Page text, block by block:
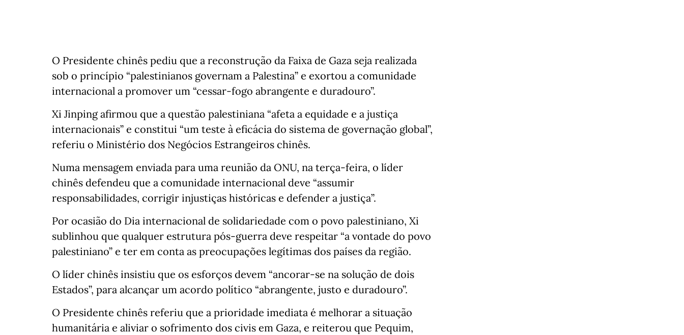
O Presidente chinês pediu que a reconstrução da Faixa de Gaza seja realizada
sob o princípio “palestinianos governam a Palestina” e exortou a comunidade
internacional a promover um “cessar-fogo abrangente e duradouro”.
Xi Jinping afirmou que a questão palestiniana “afeta a equidade e a justiça
internacionais” e constitui “um teste à eficácia do sistema de governação global”,
referiu o Ministério dos Negócios Estrangeiros chinês.
Numa mensagem enviada para uma reunião da ONU, na terça-feira, o líder
chinês defendeu que a comunidade internacional deve “assumir
responsabilidades, corrigir injustiças históricas e defender a justiça”.
Por ocasião do Dia internacional de solidariedade com o povo palestiniano, Xi
sublinhou que qualquer estrutura pós-guerra deve respeitar “a vontade do povo
palestiniano” e ter em conta as preocupações legítimas dos países da região.
O líder chinês insistiu que os esforços devem “ancorar-se na solução de dois
Estados”, para alcançar um acordo político “abrangente, justo e duradouro”.
O Presidente chinês referiu que a prioridade imediata é melhorar a situação
humanitária e aliviar o sofrimento dos civis em Gaza, e reiterou que Pequim,